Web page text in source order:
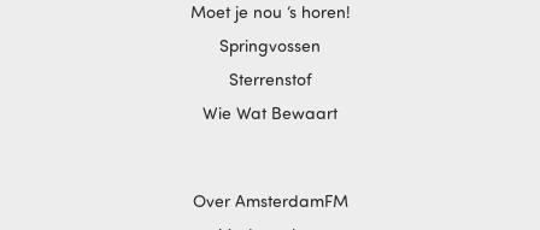
Moet je nou ‘s horen!
Springvossen
Sterrenstof
Wie Wat Bewaart
Over AmsterdamFM